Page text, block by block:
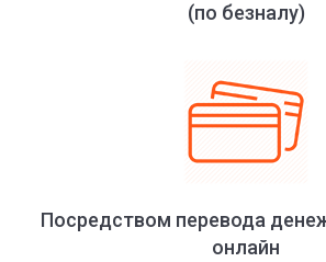
(по безналу)
Посредством перевода
онлайн